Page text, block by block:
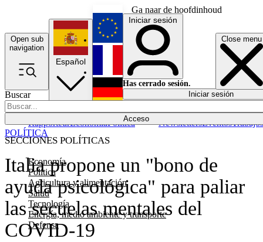
Ga naar de hoofdinhoud
Open sub
navigation
Close menu
Buscar
Acceso
SECCIONES POLÍTICAS
Economía
Política
Agricultura y alimentación
Salud
Tecnología
Energía, medio ambiente y transporte
Defensa
RapporteurEconomíaPolítica NewslettersEventosTrabajos
Español
English
Français
Iniciar sesión
Has cerrado sesión.
Iniciar sesión
Italia propone un "bono de
ayuda psicológica" para paliar
las secuelas mentales del
COVID-19
POLÍTICA